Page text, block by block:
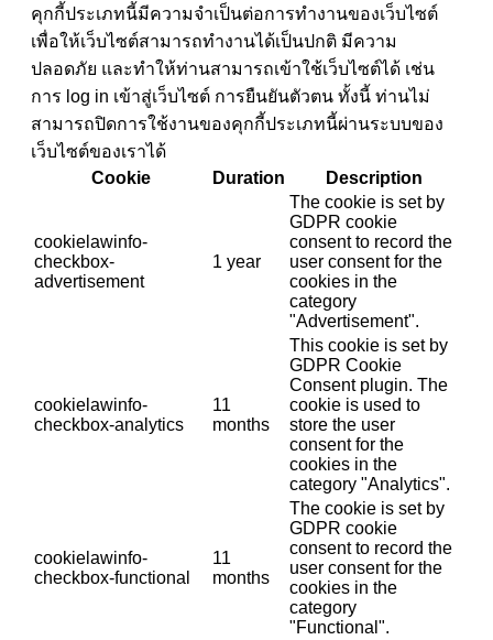
คุกกี้ประเภทนี้มีความจำเป็นต่อการทำงานของเว็บไซต์
เพื่อให้เว็บไซต์สามารถทำงานได้เป็นปกติ มีความ
ปลอดภัย และทำให้ท่านสามารถเข้าใช้เว็บไซต์ได้ เช่น
การ log in เข้าสู่เว็บไซต์ การยืนยันตัวตน ทั้งนี้ ท่านไม่
สามารถปิดการใช้งานของคุกกี้ประเภทนี้ผ่านระบบของ
เว็บไซต์ของเราได้
Cookie
Duration Description
cookielawinfo-
checkbox-
advertisement
1 year
The cookie is set by
GDPR cookie
consent to record the
user consent for the
cookies in the
category
"Advertisement".
cookielawinfo-
checkbox-analytics
11
months
This cookie is set by
GDPR Cookie
Consent plugin. The
cookie is used to
store the user
consent for the
cookies in the
category "Analytics".
cookielawinfo-
checkbox-functional
11
months
The cookie is set by
GDPR cookie
consent to record the
user consent for the
cookies in the
category
"Functional".